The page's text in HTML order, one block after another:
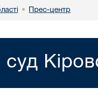
• Прес-центр